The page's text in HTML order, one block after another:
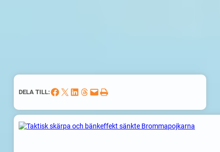
DELA TILL:Dela på Facebook Dela på X Dela på LinkedIn Dela på Threads Skicka denna sida med e-post Skriv ut denna sida